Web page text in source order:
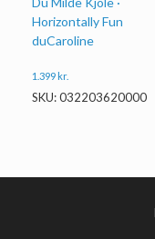
Horizontally Fun
duCaroline
1.399 kr.
SKU: 032203620000